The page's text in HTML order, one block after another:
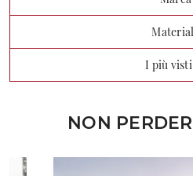
I più visti
NON